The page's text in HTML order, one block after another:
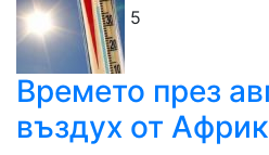
5
Времето през
въздух от